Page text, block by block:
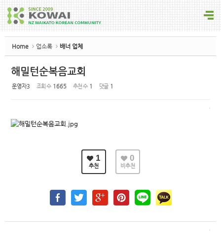
Home 업소록 배너 업체
해밀턴순복음교회
운영자3 조회 수 1665 추천 수 1 댓글 1
1
추천
0
비추천
Sketchbook5, 스케치북5